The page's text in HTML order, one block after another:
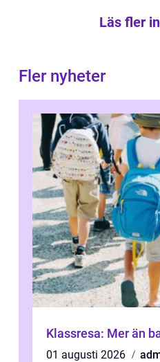
Läs fler
Fler nyheter
Klassresa: Mer än
01 augusti 2026